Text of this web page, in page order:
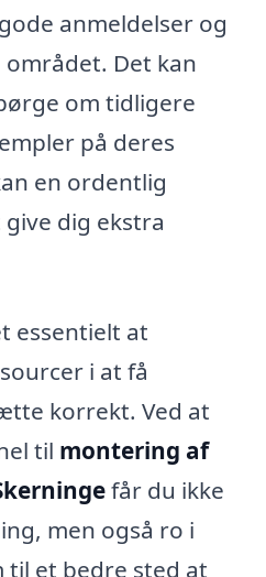
anmeldelser og
Det kan
om tidligere
på deres
en ordentlig
dig ekstra
essentielt at
i at få
korrekt. Ved at
til montering af
får du ikke
men også ro i
til et bedre sted at